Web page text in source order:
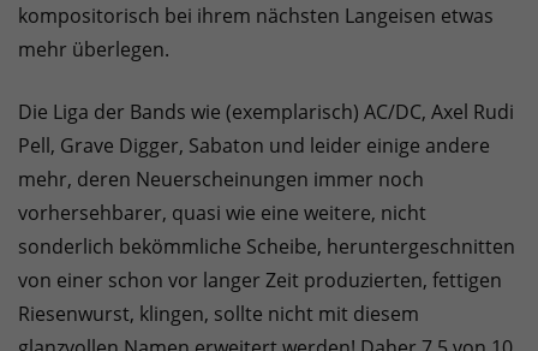
kompositorisch bei ihrem nächsten Langeisen etwas
mehr überlegen.
Die Liga der Bands wie (exemplarisch) AC/DC, Axel Rudi
Pell, Grave Digger, Sabaton und leider einige andere
mehr, deren Neuerscheinungen immer noch
vorhersehbarer, quasi wie eine weitere, nicht
sonderlich bekömmliche Scheibe, heruntergeschnitten
von einer schon vor langer Zeit produzierten, fettigen
Riesenwurst, klingen, sollte nicht mit diesem